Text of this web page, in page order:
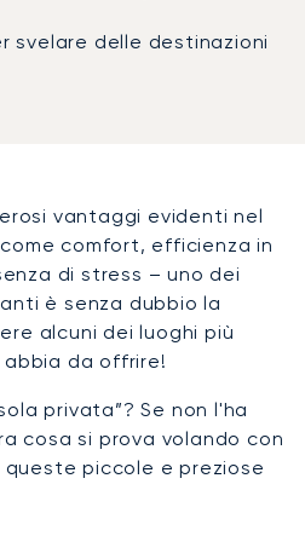
svelare delle destinazioni
vantaggi evidenti nel
comfort, efficienza in
di stress – uno dei
è senza dubbio la
alcuni dei luoghi più
abbia da offrire!
privata”? Se non l'ha
cosa si prova volando con
piccole e preziose